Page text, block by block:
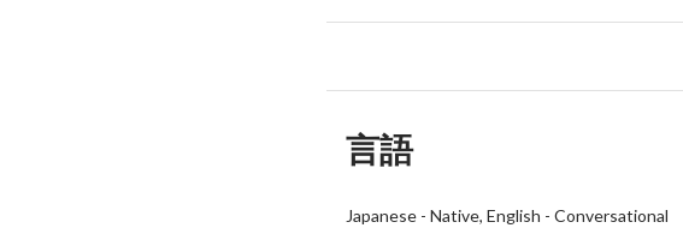
言語
Japanese- Native English - Conversational